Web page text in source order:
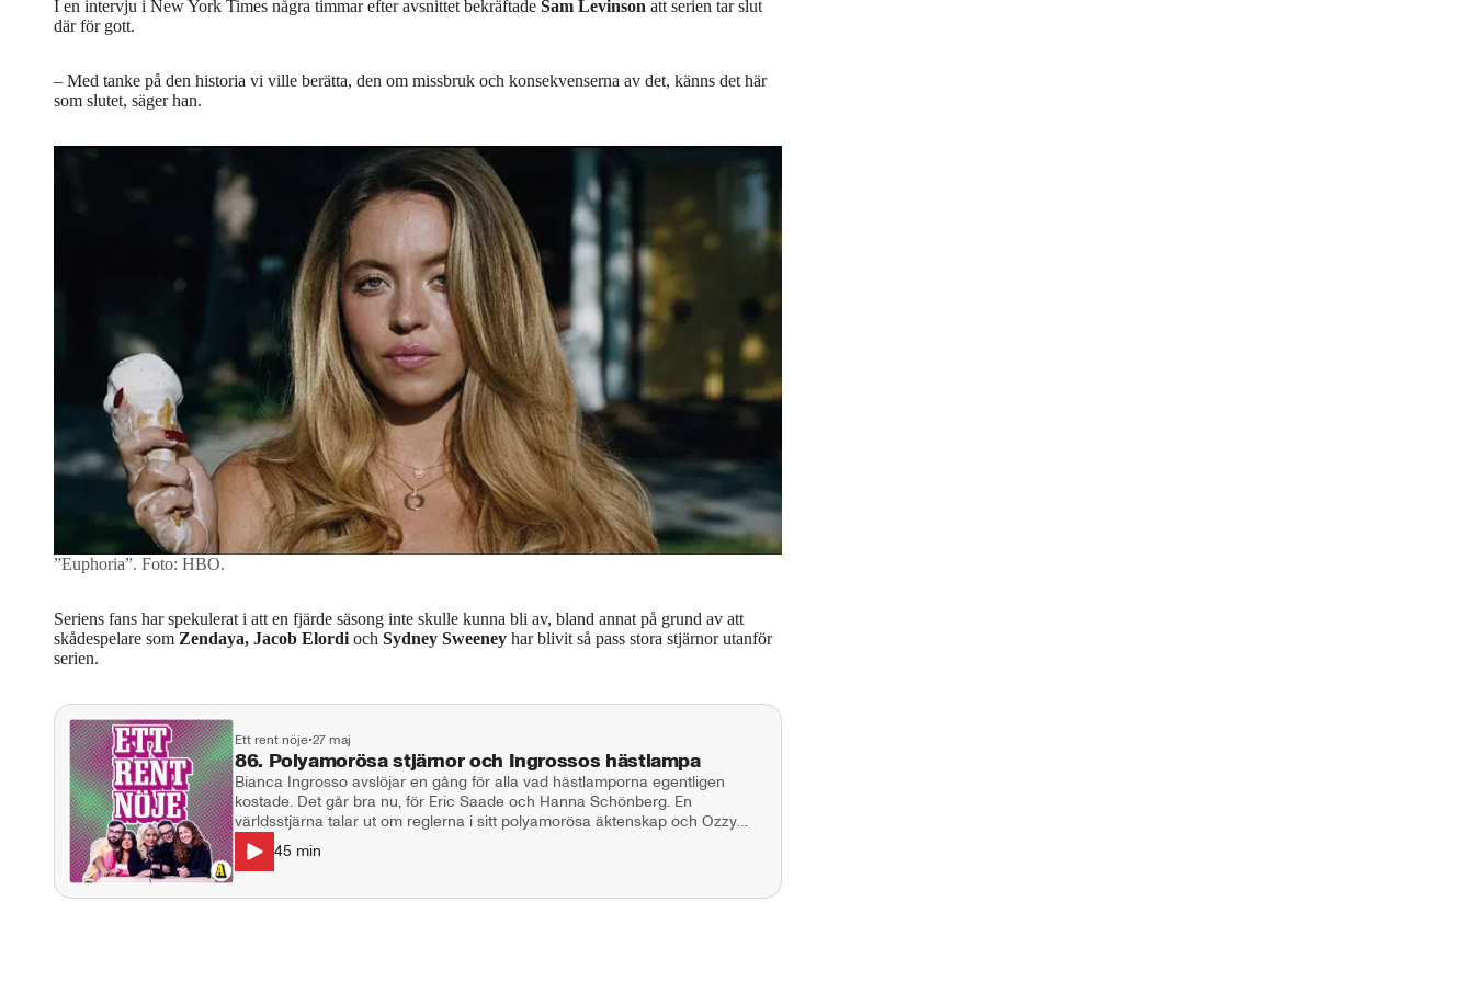
I en intervju i New York Times några timmar efter avsnittet bekräftade Sam Levinson att serien tar slut
där för gott.
– Med tanke på den historia vi ville berätta, den om missbruk och konsekvenserna av det, känns det här
som slutet, säger han.
”Euphoria”. Foto: HBO.
Seriens fans har spekulerat i att en fjärde säsong inte skulle kunna bli av, bland annat på grund av att
skådespelare som Zendaya, Jacob Elordi och Sydney Sweeney har blivit så pass stora stjärnor utanför
serien.
Ett rent nöje•27 maj
86. Polyamorösa stjärnor och Ingrossos hästlampa
Bianca Ingrosso avslöjar en gång för alla vad hästlamporna egentligen
kostade. Det går bra nu, för Eric Saade och Hanna Schönberg. En
världsstjärna talar ut om reglerna i sitt polyamorösa äktenskap och Ozzy
Osbourne ska återuppstå. I studion: Natalie Demirian Genna, Markus
Larsson, Stina Dahlgren. Producent: Maja Andersson Kontakt:
45 min